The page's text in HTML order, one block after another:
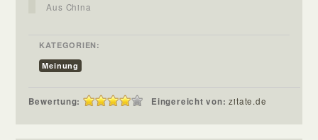
Aus China
KATEGORIEN:
Meinung
Bewertung: Eingereicht von:zitate.de